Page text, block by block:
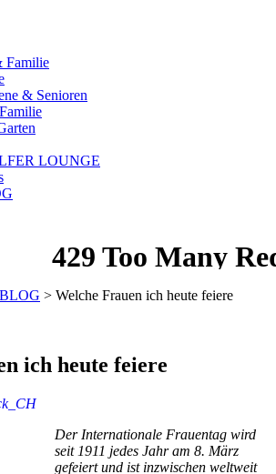
Familie
& Senioren
LOUNGE
> Welche Frauen ich heute feiere
ich heute feiere
Der Internationale Frauentag wird
seit 1911 jedes Jahr am 8. März
gefeiert und ist inzwischen weltweit